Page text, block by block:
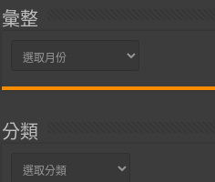
彙整
彙
分類
分